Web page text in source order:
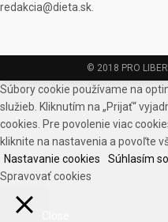
redakcia@dieta.sk.
© 2018 PRO
Súbory cookie používame na
služieb. Kliknutím na „Prijať“
cookies. Pre povolenie viac
kliknite na nastavenia a povoľte
Nastavanie cookies
Súhlasím
Spravovať cookies